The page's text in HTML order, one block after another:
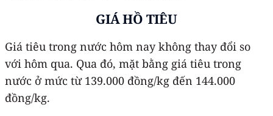
GIÁ HỒ TIÊU
Giá tiêu trong nước hôm nay không thay đổi so
với hôm qua. Qua đó, mặt bằng giá tiêu trong
nước ở mức từ 139.000 đồng/kg đến 144.000
đồng/kg.